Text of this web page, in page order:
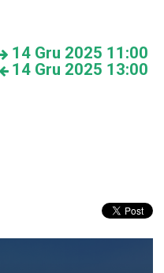
14 Gru 2025 11:00
14 Gru 2025 13:00